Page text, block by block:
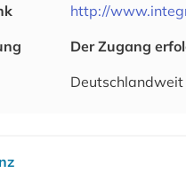
http://
Der Zugang